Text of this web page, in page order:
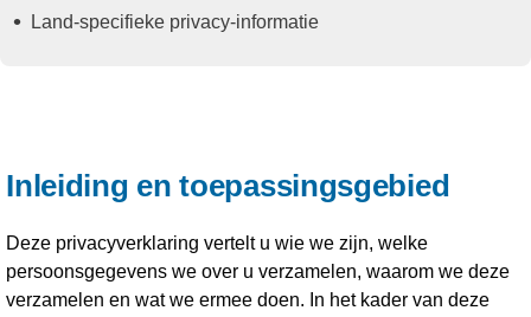
Land-specifieke privacy-informatie
Inleiding en toepassingsgebied
Deze privacyverklaring vertelt u wie we zijn, welke
persoonsgegevens we over u verzamelen, waarom we deze
verzamelen en wat we ermee doen. In het kader van deze